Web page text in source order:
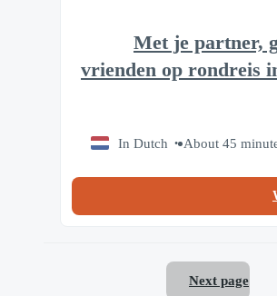
Met je partner,
vrienden op rondreis
About 45
In Dutch
Next page